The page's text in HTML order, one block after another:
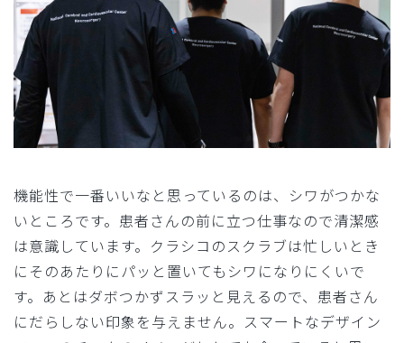
機能性で一番いいなと思っているのは、シワがつかな
いところです。患者さんの前に立つ仕事なので清潔感
は意識しています。クラシコのスクラブは忙しいとき
にそのあたりにパッと置いてもシワになりにくいで
す。あとはダボつかずスラッと見えるので、患者さん
にだらしない印象を与えません。スマートなデザイン